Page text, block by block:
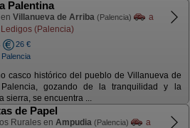
Palentina
Villanueva de Arriba (Palencia)
a
(Palencia)
26 €
casco histórico del pueblo de Villanueva de
gozando de la tranquilidad y la
sierra, se encuentra ...
de Papel
Rurales en Ampudia (Palencia)
a